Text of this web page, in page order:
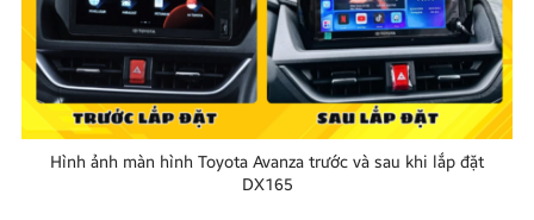
Hình ảnh màn hình Toyota Avanza trước và sau khi lắp đặt
DX165